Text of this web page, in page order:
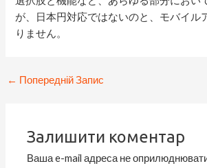
が、日本円対応ではないのと、モバイル
りません。
← Попередній Запис
Залишити коментар
Ваша e-mail адреса не